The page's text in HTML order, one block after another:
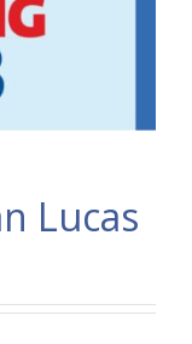
Lucas